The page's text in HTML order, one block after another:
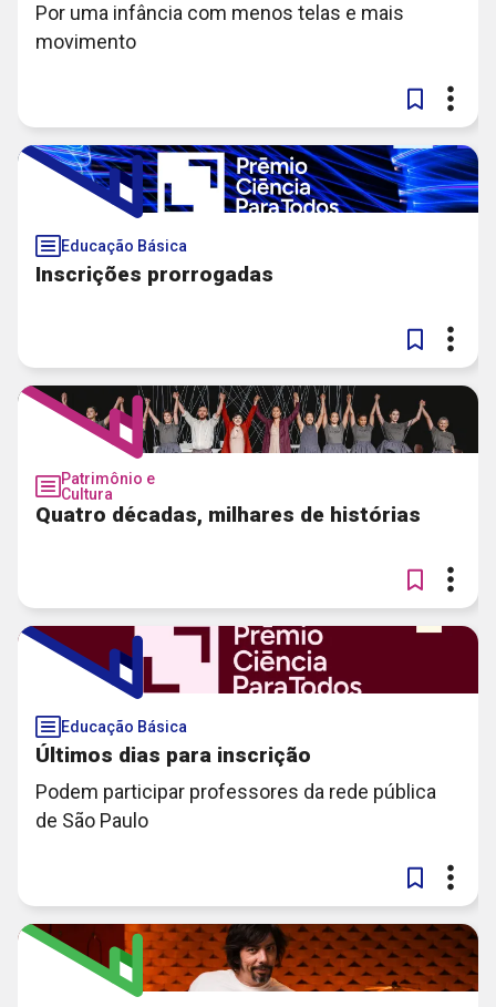
Por uma infância com menos telas e mais
movimento
Educação Básica
Inscrições prorrogadas
Patrimônio e
Cultura
Quatro décadas, milhares de histórias
Educação Básica
Últimos dias para inscrição
Podem participar professores da rede pública
de São Paulo